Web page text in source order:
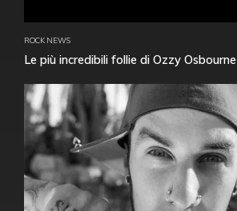
ROCK NEWS
Le più incredibili follie di Ozzy Osbourne